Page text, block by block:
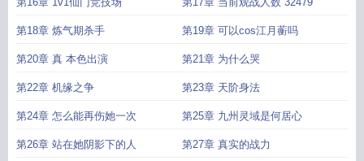
第18章 炼气期杀手 第19章 可以cos江月蘅吗
第20章 真 本色出演 第21章 为什么哭
第22章 机缘之争 第23章 天阶身法
第24章 怎么能再伤她一次 第25章 九州灵域是何居心
第26章 站在她阴影下的人 第27章 真实的战力